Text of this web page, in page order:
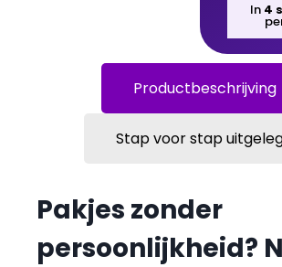
In 4
Productbeschrijving
Stap voor stap
Pakjes zonder
persoonlijkheid?